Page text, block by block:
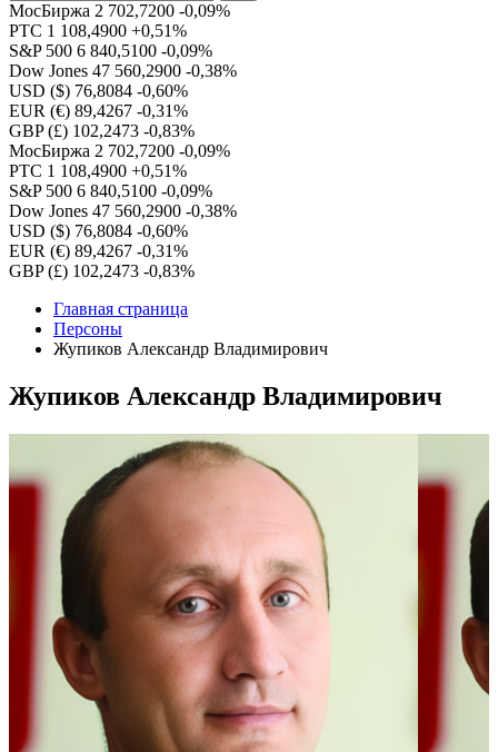
МосБиржа 2 702,7200 -0,09%
РТС 1 108,4900 +0,51%
S&P 500 6 840,5100 -0,09%
Dow Jones 47 560,2900 -0,38%
USD ($) 76,8084 -0,60%
EUR (€) 89,4267 -0,31%
GBP (£) 102,2473 -0,83%
МосБиржа 2 702,7200 -0,09%
РТС 1 108,4900 +0,51%
S&P 500 6 840,5100 -0,09%
Dow Jones 47 560,2900 -0,38%
USD ($) 76,8084 -0,60%
EUR (€) 89,4267 -0,31%
GBP (£) 102,2473 -0,83%
Главная страница
Персоны
Жупиков Александр Владимирович
Жупиков Александр Владимирович